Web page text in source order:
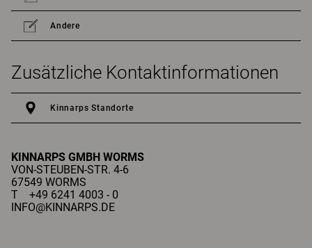
Andere
Zusätzliche Kontaktinformationen
Kinnarps Standorte
KINNARPS GMBH WORMS
VON-STEUBEN-STR. 4-6
67549 WORMS
T +49 6241 4003 - 0
INFO@KINNARPS.DE